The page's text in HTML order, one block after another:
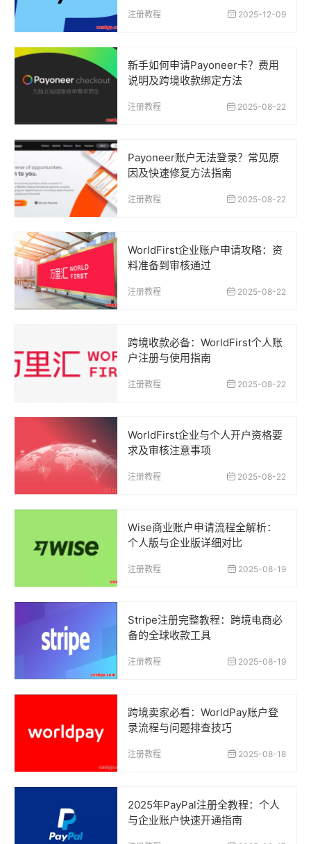
注册教程 2025-12-09
新手如何申请Payoneer卡？费用
说明及跨境收款绑定方法
注册教程 2025-08-22
Payoneer账户无法登录？常见原
因及快速修复方法指南
注册教程 2025-08-22
WorldFirst企业账户申请攻略：资
料准备到审核通过
注册教程 2025-08-22
跨境收款必备：WorldFirst个人账
户注册与使用指南
注册教程 2025-08-22
WorldFirst企业与个人开户资格要
求及审核注意事项
注册教程 2025-08-22
Wise商业账户申请流程全解析：
个人版与企业版详细对比
注册教程 2025-08-19
Stripe注册完整教程：跨境电商必
备的全球收款工具
注册教程 2025-08-19
跨境卖家必看：WorldPay账户登
录流程与问题排查技巧
注册教程 2025-08-18
2025年PayPal注册全教程：个人
与企业账户快速开通指南